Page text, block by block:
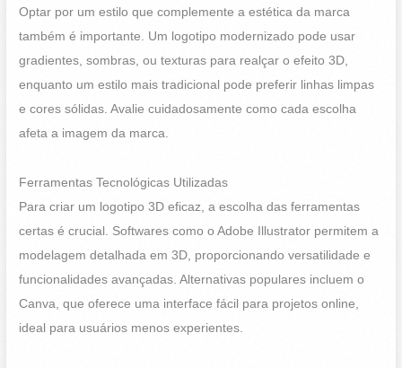
Optar por um estilo que complemente a estética da marca
também é importante. Um logotipo modernizado pode usar
gradientes, sombras, ou texturas para realçar o efeito 3D,
enquanto um estilo mais tradicional pode preferir linhas limpas
e cores sólidas. Avalie cuidadosamente como cada escolha
afeta a imagem da marca.
Ferramentas Tecnológicas Utilizadas
Para criar um logotipo 3D eficaz, a escolha das ferramentas
certas é crucial. Softwares como o Adobe Illustrator permitem a
modelagem detalhada em 3D, proporcionando versatilidade e
funcionalidades avançadas. Alternativas populares incluem o
Canva, que oferece uma interface fácil para projetos online,
ideal para usuários menos experientes.